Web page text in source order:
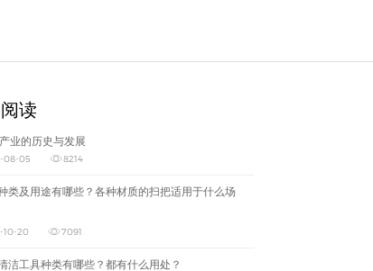
读
业的历史与发展
08-05 8214
类及用途有哪些？各种材质的扫把适用于什么场
10-20 7091
洁工具种类有哪些？都有什么用处？